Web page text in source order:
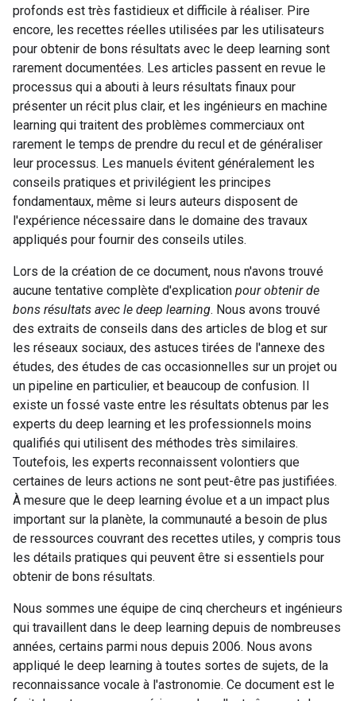
profonds est très fastidieux et difficile à réaliser. Pire
encore, les recettes réelles utilisées par les utilisateurs
pour obtenir de bons résultats avec le deep learning sont
rarement documentées. Les articles passent en revue le
processus qui a abouti à leurs résultats finaux pour
présenter un récit plus clair, et les ingénieurs en machine
learning qui traitent des problèmes commerciaux ont
rarement le temps de prendre du recul et de généraliser
leur processus. Les manuels évitent généralement les
conseils pratiques et privilégient les principes
fondamentaux, même si leurs auteurs disposent de
l'expérience nécessaire dans le domaine des travaux
appliqués pour fournir des conseils utiles.
Lors de la création de ce document, nous n'avons trouvé
aucune tentative complète d'explication pour obtenir de
bons résultats avec le deep learning. Nous avons trouvé
des extraits de conseils dans des articles de blog et sur
les réseaux sociaux, des astuces tirées de l'annexe des
études, des études de cas occasionnelles sur un projet ou
un pipeline en particulier, et beaucoup de confusion. Il
existe un fossé vaste entre les résultats obtenus par les
experts du deep learning et les professionnels moins
qualifiés qui utilisent des méthodes très similaires.
Toutefois, les experts reconnaissent volontiers que
certaines de leurs actions ne sont peut-être pas justifiées.
À mesure que le deep learning évolue et a un impact plus
important sur la planète, la communauté a besoin de plus
de ressources couvrant des recettes utiles, y compris tous
les détails pratiques qui peuvent être si essentiels pour
obtenir de bons résultats.
Nous sommes une équipe de cinq chercheurs et ingénieurs
qui travaillent dans le deep learning depuis de nombreuses
années, certains parmi nous depuis 2006. Nous avons
appliqué le deep learning à toutes sortes de sujets, de la
reconnaissance vocale à l'astronomie. Ce document est le